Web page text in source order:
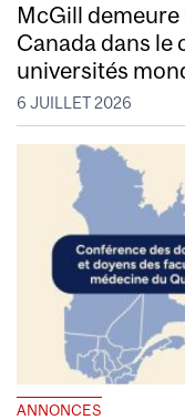
McGill
Canada dans le
universités
6 JUILLET 2026
ANNONCES